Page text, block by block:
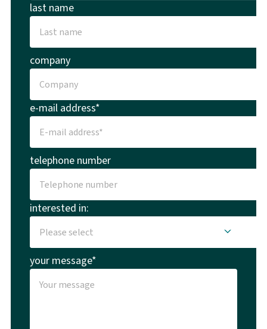
last name
company
e-mail address*
telephone number
interested in:
your message*